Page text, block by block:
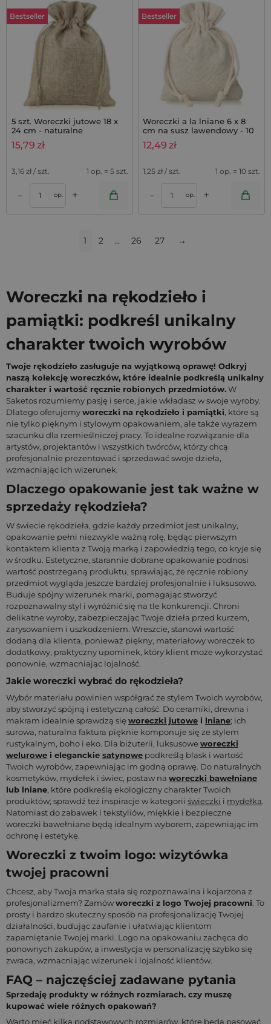
Bestseller
5 szt. Woreczki jutowe 18 x
24 cm - naturalne
15,79 zł
3,16 zł / szt. 1 op. = 5 szt.
– op. +
Bestseller
Woreczki a la lniane 6 x 8
cm na susz lawendowy - 10
szt.
12,49 zł
1,25 zł / szt. 1 op. = 10 szt.
– op. +
1 2 … 26 27 →
Woreczki na rękodzieło i
pamiątki: podkreśl unikalny
charakter twoich wyrobów
Twoje rękodzieło zasługuje na wyjątkową oprawę! Odkryj
naszą kolekcję woreczków, które idealnie podkreślą unikalny
charakter i wartość ręcznie robionych przedmiotów.W
Saketos rozumiemy pasję i serce, jakie wkładasz w swoje wyroby.
Dlatego oferujemyworeczki na rękodzieło i pamiątki, które są
nie tylko pięknym i stylowym opakowaniem, ale także wyrazem
szacunku dla rzemieślniczej pracy. To idealne rozwiązanie dla
artystów, projektantów i wszystkich twórców, którzy chcą
profesjonalnie prezentować i sprzedawać swoje dzieła,
wzmacniając ich wizerunek.
Dlaczego opakowanie jest tak ważne w
sprzedaży rękodzieła?
W świecie rękodzieła, gdzie każdy przedmiot jest unikalny,
opakowanie pełni niezwykle ważną rolę, będąc pierwszym
kontaktem klienta z Twoją marką i zapowiedzią tego, co kryje się
w środku. Estetyczne, starannie dobrane opakowanie podnosi
wartość postrzeganą produktu, sprawiając, że ręcznie robiony
przedmiot wygląda jeszcze bardziej profesjonalnie i luksusowo.
Buduje spójny wizerunek marki, pomagając stworzyć
rozpoznawalny styl i wyróżnić się na tle konkurencji. Chroni
delikatne wyroby, zabezpieczając Twoje dzieła przed kurzem,
zarysowaniem i uszkodzeniem. Wreszcie, stanowi wartość
dodaną dla klienta, ponieważ piękny, materiałowy woreczek to
dodatkowy, praktyczny upominek, który klient może wykorzystać
ponownie, wzmacniając lojalność.
Jakie woreczki wybrać do rękodzieła?
Wybór materiału powinien współgrać ze stylem Twoich wyrobów,
aby stworzyć spójną i estetyczną całość. Do ceramiki, drewna i
makram idealnie sprawdzą się woreczki jutowe i lniane; ich
surowa, naturalna faktura pięknie komponuje się ze stylem
rustykalnym, boho i eko. Dla biżuterii, luksusowe woreczki
welurowe i eleganckie satynowe podkreślą blask i wartość
Twoich wyrobów, zapewniając im godną oprawę. Do naturalnych
kosmetyków, mydełek i świec, postaw na woreczki bawełniane
lub lniane, które podkreślą ekologiczny charakter Twoich
produktów; sprawdź też inspiracje w kategorii świeczki i mydełka.
Natomiast do zabawek i tekstyliów, miękkie i bezpieczne
woreczki bawełniane będą idealnym wyborem, zapewniając im
ochronę i estetykę.
Woreczki z twoim logo: wizytówka
twojej pracowni
Chcesz, aby Twoja marka stała się rozpoznawalna i kojarzona z
profesjonalizmem? Zamówworeczki z logo Twojej pracowni. To
prosty i bardzo skuteczny sposób na profesjonalizację Twojej
działalności, budując zaufanie i ułatwiając klientom
zapamiętanie Twojej marki. Logo na opakowaniu zachęca do
ponownych zakupów, a inwestycja w personalizację szybko się
zwraca, wzmacniając wizerunek i lojalność klientów.
FAQ – najczęściej zadawane pytania
Sprzedaję produkty w różnych rozmiarach. czy muszę
kupować wiele różnych opakowań?
Warto mieć kilka podstawowych rozmiarów, które będą pasować